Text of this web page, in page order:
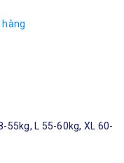
hàng
55kg, L 55-60kg, XL 60-